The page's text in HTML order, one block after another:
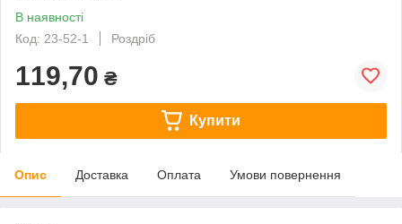
В наявності
Код: 23-52-1
Роздріб
119,70 ₴
Купити
Опис Доставка Оплата Умови повернення